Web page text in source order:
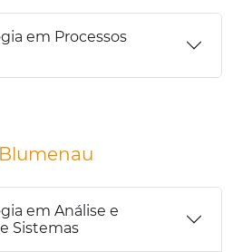
em Processos
em Análise e
Sistemas